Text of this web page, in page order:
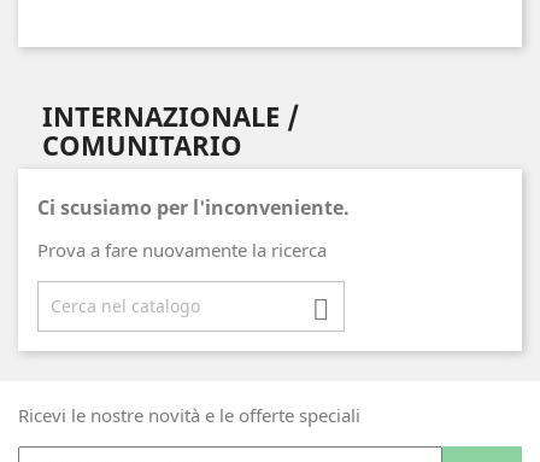
INTERNAZIONALE /
COMUNITARIO
Ci scusiamo per l'inconveniente.
Prova a fare nuovamente la ricerca

Ricevi le nostre novità e le offerte speciali